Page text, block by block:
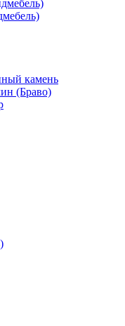
камень
(Браво)